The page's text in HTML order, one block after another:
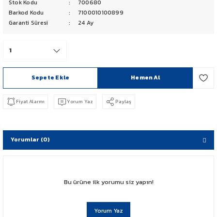
PCX 125-150
CBR 250
CRF 250 RALLY
NX 500
Stok Kodu
700680
Barkod Kodu
7100010100899
Garanti Süresi
24 Ay
Sepete Ekle Hemen Al
Fiyat Alarmı Yorum Yaz Paylaş
Yorumlar (0)
Bu ürüne ilk yorumu siz yapın!
Yorum Yaz